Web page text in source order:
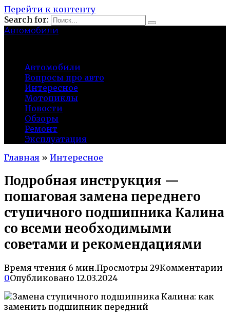
Перейти к контенту
Search for:
Автомобили
Автомобили
Вопросы про авто
Интересное
Мотоциклы
Новости
Обзоры
Ремонт
Эксплуатация
Главная » Интересное
Подробная инструкция —
пошаговая замена переднего
ступичного подшипника Калина
со всеми необходимыми
советами и рекомендациями
Время чтения 6 мин.Просмотры 29Комментарии
0Опубликовано 12.03.2024